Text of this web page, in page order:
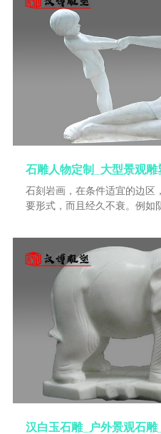
流畅洒脱。雕刻产品主要以人
板、喷泉、浮雕、龙亭龙柱、
品雕刻等等。既富古老艺术的
术风格，在海内外享有“巧夺
集创意，设计，制作各种艺术
石刻岩画，在条件适宜的边区
要形式，而且经久不衰。例如
事实上，我国北方和西北的古
刻石璧而成，其源头则应溯至
的描写始终都是永恒的主题。
器的写实纹样，秦画像砖的人
伸，只不过后者日趋精确化、
见，黑影技法的抽象概括和夸
艺术不重形似，追求气韵生动
古石雕技法的另一源头——线
发现于江苏连云港将军崖的石
代末期的原始先民凿刻的。